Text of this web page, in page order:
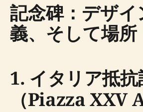
記念碑：デザイ
義、そして場所
1. イタリア抵
（Piazza XXV